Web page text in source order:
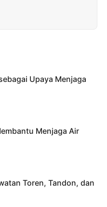
Upaya Menjaga
Menjaga Air
Toren, Tandon, dan